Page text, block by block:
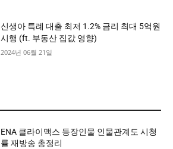
신생아 특례 대출 최저 1.2% 금리 최대 5억원
시행 (ft. 부동산 집값 영향)
2024년 06월 21일
ENA 클라이맥스 등장인물 인물관계도 시청
률 재방송 총정리